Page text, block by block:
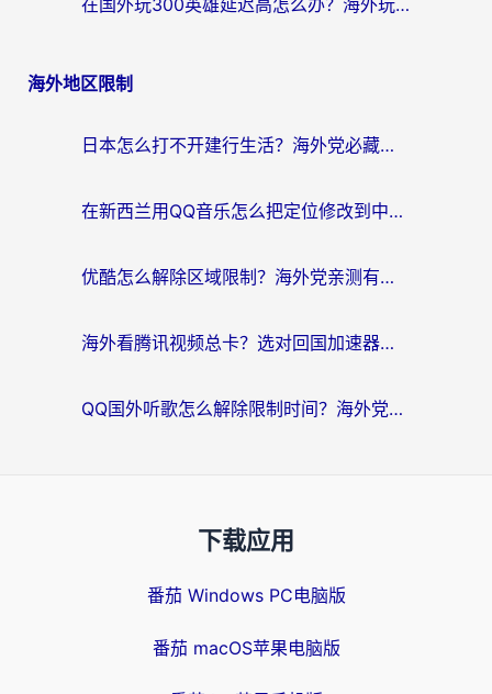
在国外玩300英雄延迟高怎么办？海外玩家亲测有效的加速器选择指南
海外地区限制
日本怎么打不开建行生活？海外党必藏的回国加速指南（含丹麦国外影音问题破解）
在新西兰用QQ音乐怎么把定位修改到中国国内？海外党听歌追剧的实用指南
优酷怎么解除区域限制？海外党亲测有效的回国加速器选择指南
海外看腾讯视频总卡？选对回国加速器，还能解决英国1号店定位+欧洲杯CCTV5直播问题
QQ国外听歌怎么解除限制时间？海外党亲测有效的回国加速方案
下载应用
番茄 Windows PC电脑版
番茄 macOS苹果电脑版